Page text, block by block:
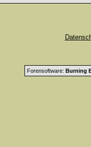
Forensoftware: Burning